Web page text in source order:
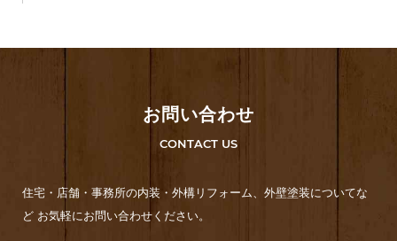
お問い合わせ
CONTACT US
住宅・店舗・事務所の内装・外構リフォーム、外壁塗装についてな
ど お気軽にお問い合わせください。